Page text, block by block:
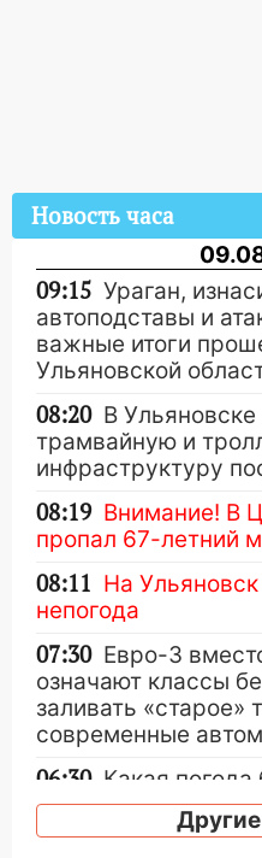
Новость часа
09:15 Ураган,
автоподставы и
важные итоги
Ульяновской
08:20 В
трамвайную и
инфраструктуру
08:19 Внимание! В
пропал 67-летний
08:11 На
непогода
07:30 Евро-3
означают классы
заливать «старое»
современные
06:30 Какая погода
области днем 9